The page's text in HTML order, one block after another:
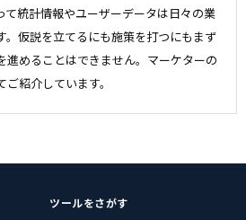
て統計情報やユーザーデータは日々の業
。仮説を立てるにも施策を打つにもまず
進めることはできません。マーケターの
紹介しています。
ツールをさがす